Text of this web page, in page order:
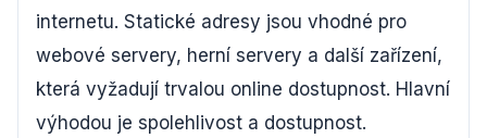
internetu. Statické adresy jsou vhodné pro
webové servery, herní servery a další zařízení,
která vyžadují trvalou online dostupnost. Hlavní
výhodou je spolehlivost a dostupnost.